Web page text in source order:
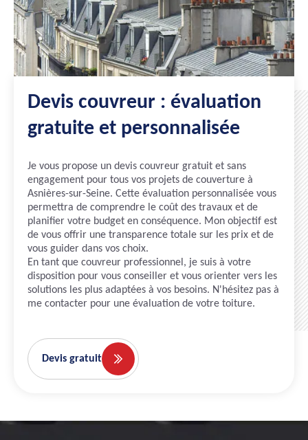
Devis couvreur : évaluation
gratuite et personnalisée
Je vous propose un devis couvreur gratuit et sans
engagement pour tous vos projets de couverture à
Asnières-sur-Seine. Cette évaluation personnalisée vous
permettra de comprendre le coût des travaux et de
planifier votre budget en conséquence. Mon objectif est
de vous offrir une transparence totale sur les prix et de
vous guider dans vos choix.
En tant que couvreur professionnel, je suis à votre
disposition pour vous conseiller et vous orienter vers les
solutions les plus adaptées à vos besoins. N'hésitez pas à
me contacter pour une évaluation de votre toiture.
Devis gratuit